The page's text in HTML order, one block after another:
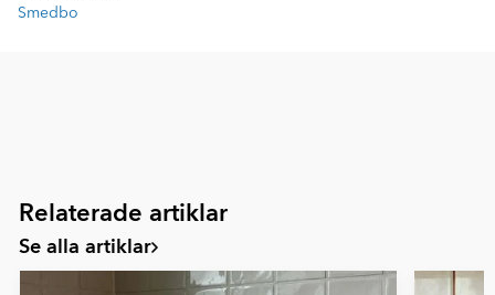
Smedbo
Relaterade artiklar
Se alla artiklar